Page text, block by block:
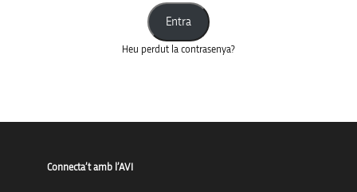
Heu perdut la contrasenya?
Connecta’t amb l’AVI